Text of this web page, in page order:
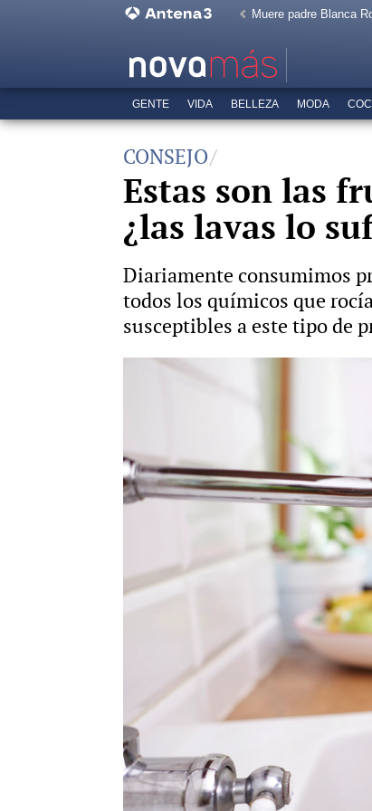
Muere padre Blanca
GENTE VIDA BELLEZA MODA
CONSEJO
Estas son las
¿las lavas lo
Diariamente consumimos
todos los químicos que
susceptibles a este tipo de
Hyliacom NovaMás
Publicado: 12 de junio de 2024, 15:38